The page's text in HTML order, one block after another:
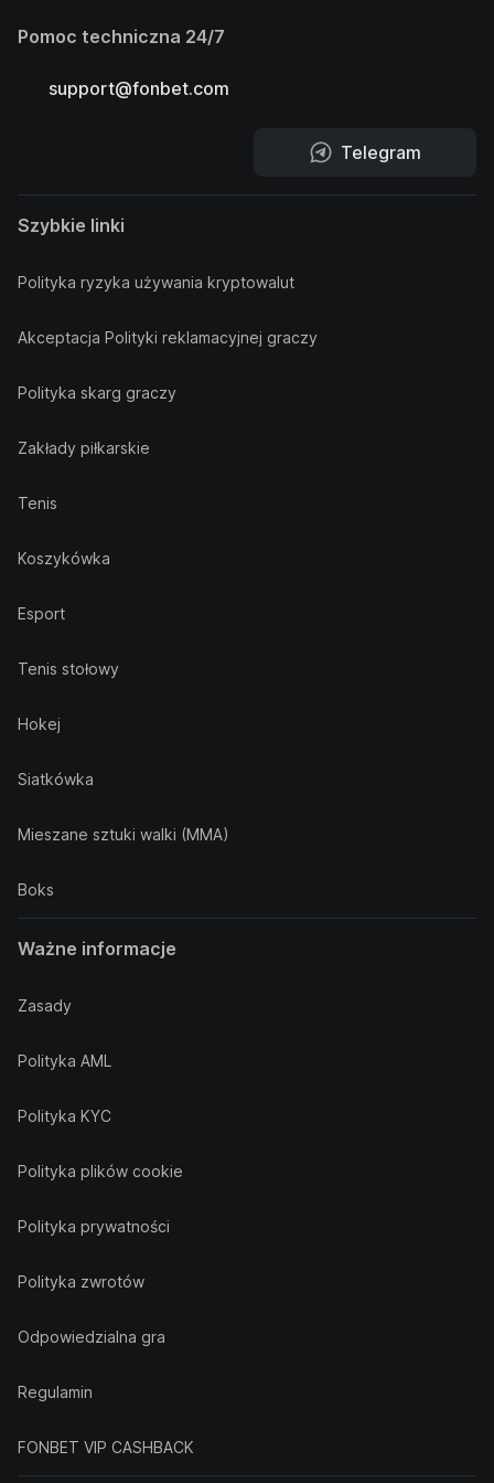
Pomoc techniczna 24/7
support@fonbet.com
Telegram
Szybkie linki
Polityka ryzyka używania kryptowalut
Akceptacja Polityki reklamacyjnej graczy
Polityka skarg graczy
Zakłady piłkarskie
Tenis
Koszykówka
Esport
Tenis stołowy
Hokej
Siatkówka
Mieszane sztuki walki (MMA)
Boks
Ważne informacje
Zasady
Polityka AML
Polityka KYC
Polityka plików cookie
Polityka prywatności
Polityka zwrotów
Odpowiedzialna gra
Regulamin
FONBET VIP CASHBACK